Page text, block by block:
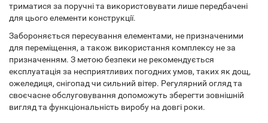
триматися за поручні та використовувати лише передбачені
для цього елементи конструкції.
Забороняється пересування елементами, не призначеними
для переміщення, а також використання комплексу не за
призначенням. З метою безпеки не рекомендується
експлуатація за несприятливих погодних умов, таких як дощ,
ожеледиця, снігопад чи сильний вітер. Регулярний огляд та
своєчасне обслуговування допоможуть зберегти зовнішній
вигляд та функціональність виробу на довгі роки.